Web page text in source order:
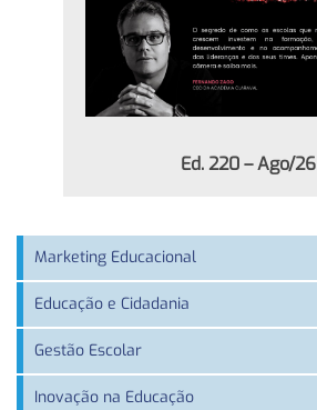
Ed. 220 – Ago/26
Marketing Educacional
Educação e Cidadania
Gestão Escolar
Inovação na Educação